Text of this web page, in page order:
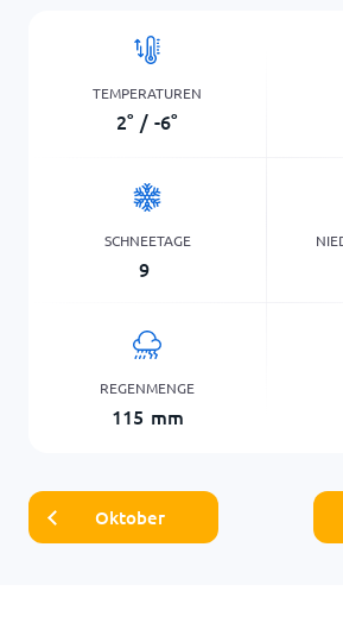
TEMPERATUREN
2° / -6°
SCHNEETAGE
9
REGENMENGE
115 mm
Oktober